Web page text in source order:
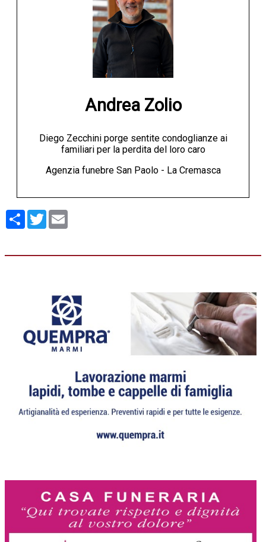
Andrea Zolio
Diego Zecchini porge sentite condoglianze ai
familiari per la perdita del loro caro
Agenzia funebre San Paolo - La Cremasca
Condividi
Twitter